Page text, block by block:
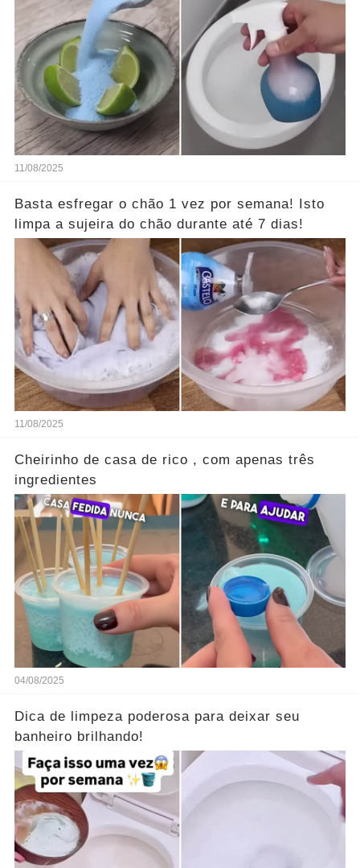
11/08/2025
Basta esfregar o chão 1 vez por semana! Isto
limpa a sujeira do chão durante até 7 dias!
11/08/2025
Cheirinho de casa de rico , com apenas três
ingredientes
04/08/2025
Dica de limpeza poderosa para deixar seu
banheiro brilhando!